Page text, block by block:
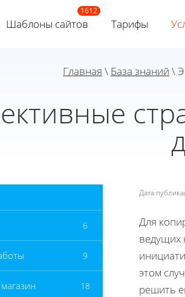
Шаблоны сайтов Тарифы
Главная \ База знаний \
6
9
18
Дата
Для
ведущих
этом
решить